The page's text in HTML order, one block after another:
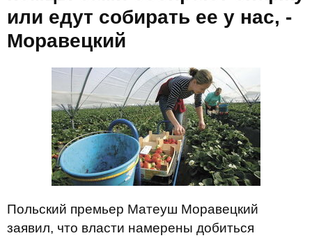
или едут собирать ее у нас, -
Моравецкий
Польский премьер Матеуш Моравецкий
заявил, что власти намерены добиться